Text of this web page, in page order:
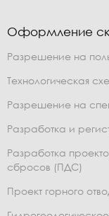
Оформление
Разрешение на
Технологическая
Разрешение на
Разработка и
Разработка
сбросов (ПДС)
Проект горного